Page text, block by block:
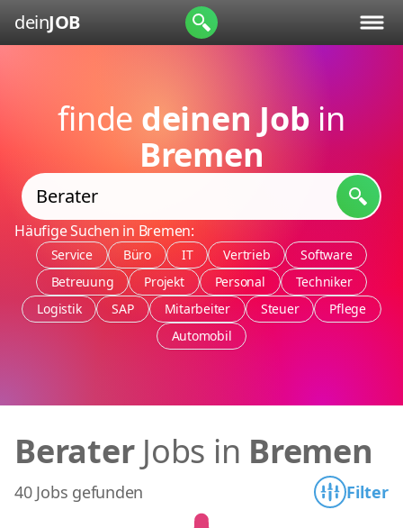
deinJOB
finde deinen Job in
Bremen
Häufige Suchen in Bremen:
Service Büro IT Vertrieb
Software
Betreuung
Projekt Personal
Techniker
Logistik
SAP Mitarbeiter Steuer
Pflege
Automobil
BeraterJobs in Bremen
40 Jobs gefunden Filter